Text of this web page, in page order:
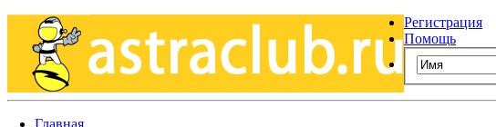
Регистрация
Помощь
Главная